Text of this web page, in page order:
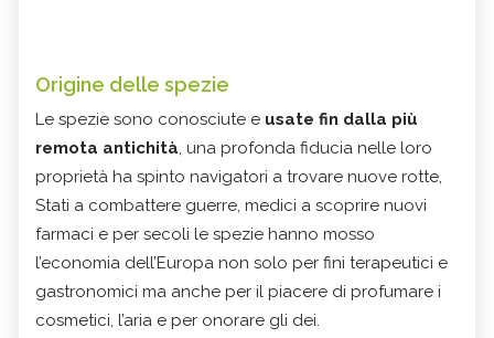
Origine delle spezie
Le spezie sono conosciute e usate fin dalla più
remota antichità, una profonda fiducia nelle loro
proprietà ha spinto navigatori a trovare nuove rotte,
Stati a combattere guerre, medici a scoprire nuovi
farmaci e per secoli le spezie hanno mosso
l’economia dell’Europa non solo per fini terapeutici e
gastronomici ma anche per il piacere di profumare i
cosmetici, l’aria e per onorare gli dei.